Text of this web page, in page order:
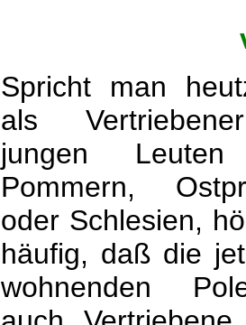
Spricht man
als
jungen
Pommern,
oder Schlesien,
häufig, daß die
wohnenden